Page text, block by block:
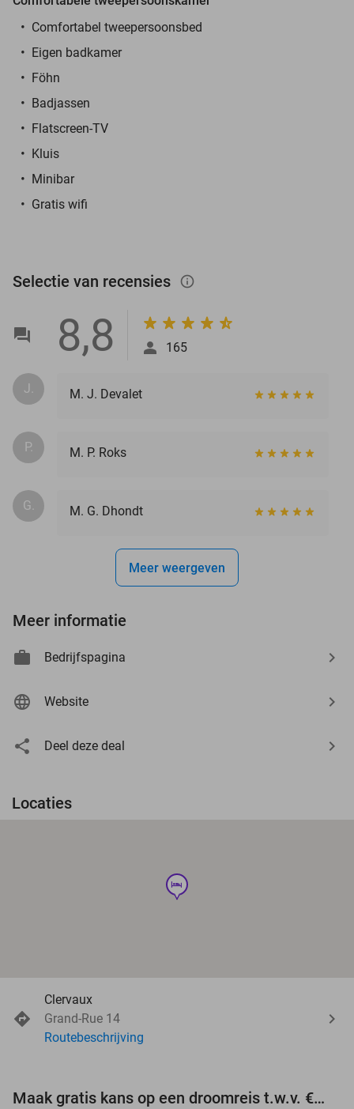
Comfortabel tweepersoonsbed
Eigen badkamer
Föhn
Badjassen
Flatscreen-TV
Kluis
Minibar
Gratis wifi
Selectie van recensies info_outlined
8,8 165
J. M. J. Devalet
P. M. P. Roks
G. M. G. Dhondt
Meer weergeven
Meer informatie
Bedrijfspagina
Website
Deel deze deal
Locaties
hotel
Clervaux
Grand-Rue 14
Routebeschrijving
Maak gratis kans op een droomreis t.w.v. €3.000!